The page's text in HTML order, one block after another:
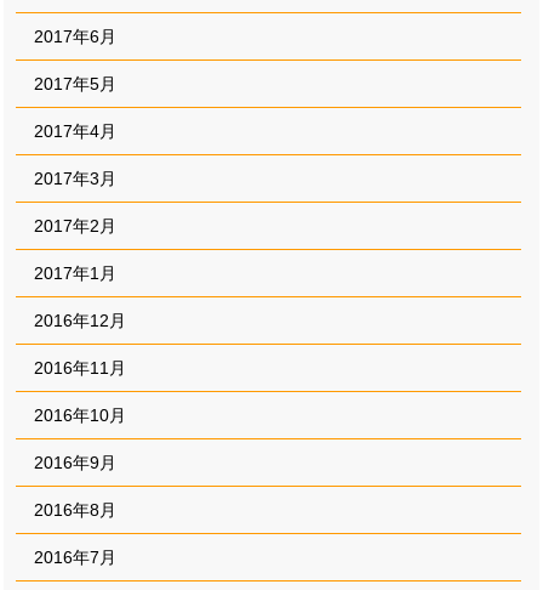
2017年6月
2017年5月
2017年4月
2017年3月
2017年2月
2017年1月
2016年12月
2016年11月
2016年10月
2016年9月
2016年8月
2016年7月